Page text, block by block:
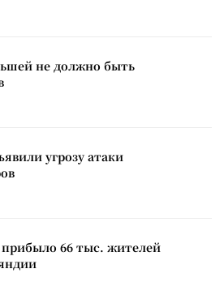
не должно быть
угрозу атаки
66 тыс. жителей